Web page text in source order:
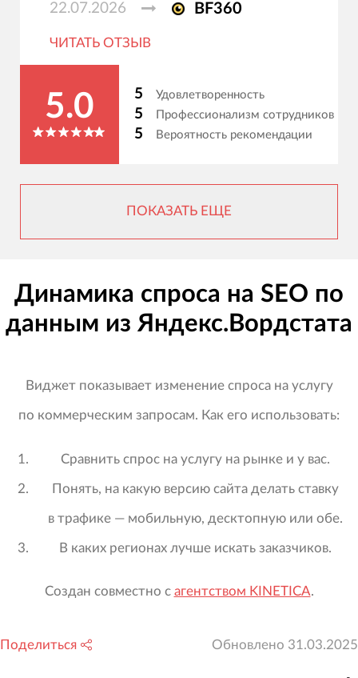
22.07.2026 BF360
ЧИТАТЬ ОТЗЫВ
5.0 5 Удовлетворенность
5 Профессионализм сотрудников
5 Вероятность рекомендации
ПОКАЗАТЬ ЕЩЕ
Динамика спроса на SEO по
данным из Яндекс.Вордстата
Виджет показывает изменение спроса на услугу
по коммерческим запросам. Как его использовать:
Сравнить спрос на услугу на рынке и у вас.
Понять, на какую версию сайта делать ставку
в трафике — мобильную, десктопную или обе.
В каких регионах лучше искать заказчиков.
Создан совместно с агентством KINETICA.
Поделиться Обновлено 31.03.2025